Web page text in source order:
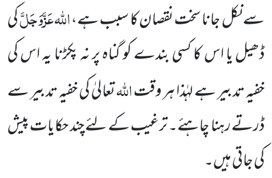
سے نکل جانا سخت نقصان کا سبب ہے،اللہعَزَّوَجَلَّکی
ڈھیلیا اس کا کسی بندے کو گناہ پر نہ پکڑنا یہ اس کی
خفیہ تدبیر ہے لہٰذا ہر وقتاللہتعالیٰ کی خفیہ تدبیر سے
ڈرتے رہنا چاہئے۔ ترغیبکے لئے چند حکایات پیش
کی جاتی ہیں۔